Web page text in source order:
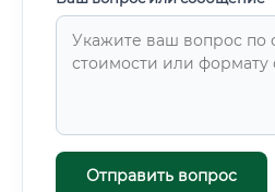
Отправить вопрос